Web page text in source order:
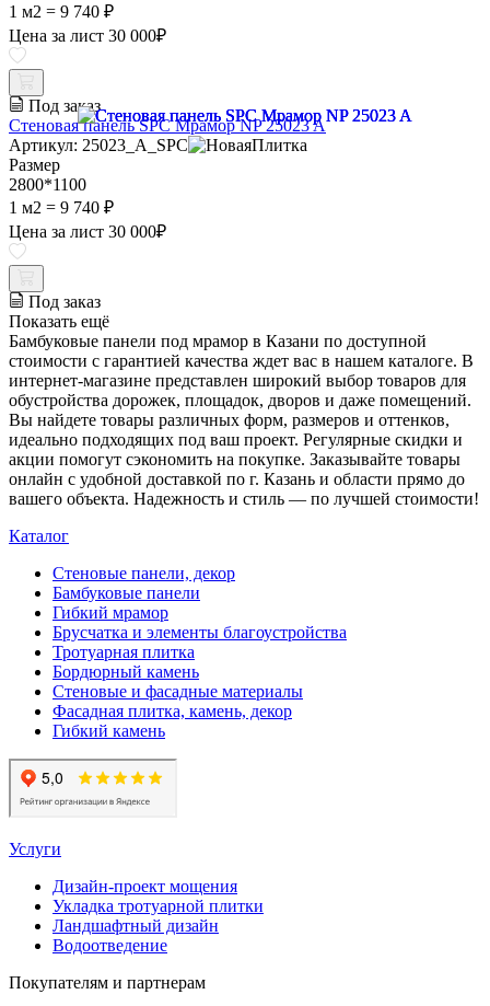
1 м2 = 9 740 ₽
Цена за лист 30 000₽
Под заказ
Стеновая панель SPC Мрамор NP 25023 A
Артикул: 25023_A_SPC
Размер
2800*1100
1 м2 = 9 740 ₽
Цена за лист 30 000₽
Под заказ
Показать ещё
Бамбуковые панели под мрамор в Казани по доступной
стоимости с гарантией качества ждет вас в нашем каталоге. В
интернет-магазине представлен широкий выбор товаров для
обустройства дорожек, площадок, дворов и даже помещений.
Вы найдете товары различных форм, размеров и оттенков,
идеально подходящих под ваш проект. Регулярные скидки и
акции помогут сэкономить на покупке. Заказывайте товары
онлайн с удобной доставкой по г. Казань и области прямо до
вашего объекта. Надежность и стиль — по лучшей стоимости!
Каталог
Стеновые панели, декор
Бамбуковые панели
Гибкий мрамор
Брусчатка и элементы благоустройства
Тротуарная плитка
Бордюрный камень
Стеновые и фасадные материалы
Фасадная плитка, камень, декор
Гибкий камень
Услуги
Дизайн-проект мощения
Укладка тротуарной плитки
Ландшафтный дизайн
Водоотведение
Покупателям и партнерам